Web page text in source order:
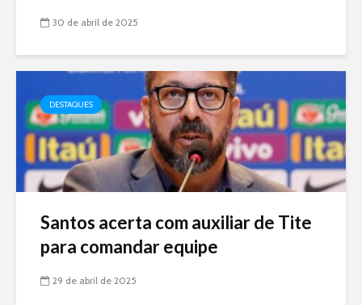
30 de abril de 2025
DESTAQUES
Santos acerta com auxiliar de Tite
para comandar equipe
29 de abril de 2025